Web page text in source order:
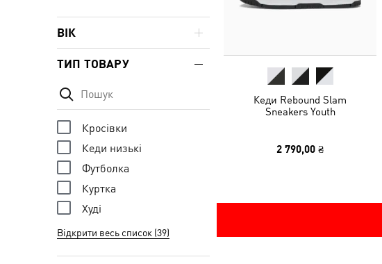
Кеди Rebound Slam
Sneakers Youth
2 790,00 ₴
ВІК
ТИП ТОВАРУ
Кросівки
Кеди низькі
Футболка
Куртка
Худі
Відкрити весь список (39)